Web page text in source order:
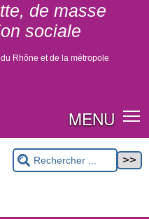
de masse
sociale
Rhône et de la métropole
MENU